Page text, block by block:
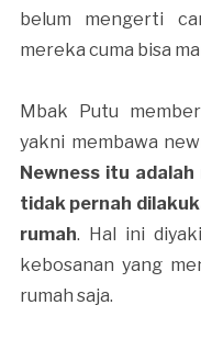
belum mengerti
mereka cuma bisa
Mbak Putu
yakni membawa
Newness itu
tidak pernah
rumah. Hal ini
kebosanan yang
rumah saja.